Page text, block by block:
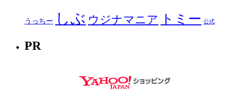
うっちー しぶ ウジナマニア トミー 公式
PR